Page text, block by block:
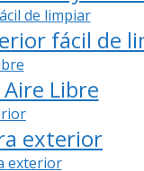
fácil de
Libre
exterior